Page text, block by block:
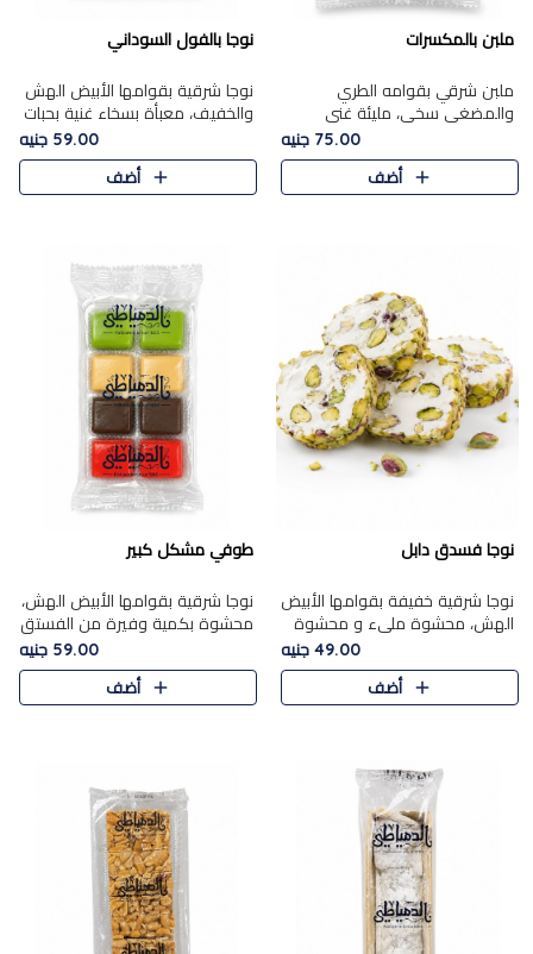
ملبن بالمكسرات
ملبن شرقي بقوامه الطري
والمضغي سخي، مليئة غني
بتشكيلة فاخرة من المكسرات
مشكلة المختارة التي تقدم تضيف
قرمشة مميزة مرضية ونكهة
75.00 جنيه
أضف
نوجا بالفول السوداني
نوجا شرقية بقوامها الأبيض الهش
والخفيف، معبأة بسخاء غنية بحبات
الفول السوداني المحمص التي
يقدم تضيف قرمشة مميزة مرضية
وتوازنًا رائعًا مع حلا..
59.00 جنيه
أضف
نوجا فسدق دابل
نوجا شرقية خفيفة بقوامها الأبيض
الهش، محشوة مليء و محشوة
بـكمية وفيرة من الفستق الفاخر
لتمنحك نكهة مكسرات غنية
وقرمشة مميزة في كل قطعة و
49.00 جنيه
أضف
طوفي مشكل كبير
نوجا شرقية بقوامها الأبيض الهش،
محشوة بكمية وفيرة من الفستق
الفاخر لتمنحك نكهة غنية وقرمشة
مميزة في كل قطعة، لتجربة تجمع
بين الفخامة والمذاق..
59.00 جنيه
أضف